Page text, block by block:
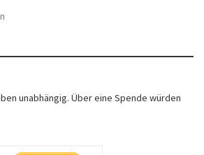
unabhängig. Über eine Spende würden